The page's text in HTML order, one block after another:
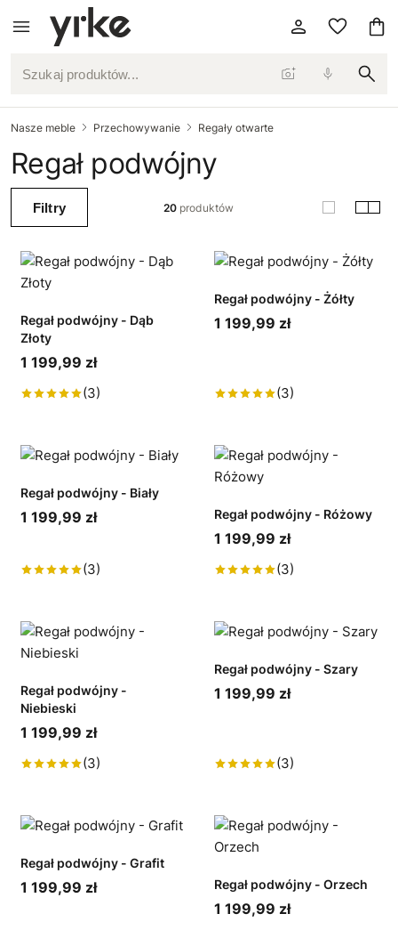
Szukaj produktów...
Nasze meble Przechowywanie Regały otwarte
Regał podwójny
Filtry 20produktów
Regał podwójny - Dąb
Złoty
1 199,99 zł
(3)
Regał podwójny - Żółty
1 199,99 zł
(3)
Regał podwójny - Biały
1 199,99 zł
(3)
Regał podwójny - Różowy
1 199,99 zł
(3)
Regał podwójny -
Niebieski
1 199,99 zł
(3)
Regał podwójny - Szary
1 199,99 zł
(3)
Regał podwójny - Grafit
1 199,99 zł Regał podwójny - Orzech
1 199,99 zł